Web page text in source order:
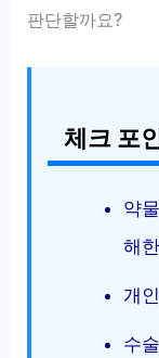
판단할까요?
체크 포
약
해
개
수